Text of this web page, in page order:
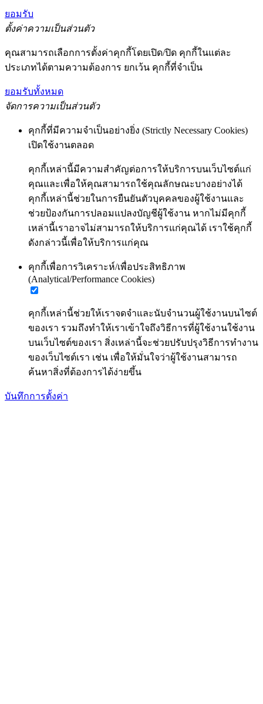
ยอมรับ
ตั้งค่าความเป็นส่วนตัว
คุณสามารถเลือกการตั้งค่าคุกกี้โดยเปิด/ปิด คุกกี้ในแต่ละ
ประเภทได้ตามความต้องการ ยกเว้น คุกกี้ที่จำเป็น
ยอมรับทั้งหมด
จัดการความเป็นส่วนตัว
คุกกี้ที่มีความจำเป็นอย่างยิ่ง (Strictly Necessary Cookies)
เปิดใช้งานตลอด
คุกกี้เหล่านี้มีความสำคัญต่อการให้บริการบนเว็บไซต์แก่
คุณและเพื่อให้คุณสามารถใช้คุณลักษณะบางอย่างได้
คุกกี้เหล่านี้ช่วยในการยืนยันตัวบุคคลของผู้ใช้งานและ
ช่วยป้องกันการปลอมแปลงบัญชีผู้ใช้งาน หากไม่มีคุกกี้
เหล่านี้เราอาจไม่สามารถให้บริการแก่คุณได้ เราใช้คุกกี้
ดังกล่าวนี้เพื่อให้บริการแก่คุณ
คุกกี้เพื่อการวิเคราะห์/เพื่อประสิทธิภาพ
(Analytical/Performance Cookies)
คุกกี้เหล่านี้ช่วยให้เราจดจำและนับจำนวนผู้ใช้งานบนไซต์
ของเรา รวมถึงทำให้เราเข้าใจถึงวิธีการที่ผู้ใช้งานใช้งาน
บนเว็บไซต์ของเรา สิ่งเหล่านี้จะช่วยปรับปรุงวิธีการทำงาน
ของเว็บไซต์เรา เช่น เพื่อให้มั่นใจว่าผู้ใช้งานสามารถ
ค้นหาสิ่งที่ต้องการได้ง่ายขึ้น
บันทึกการตั้งค่า